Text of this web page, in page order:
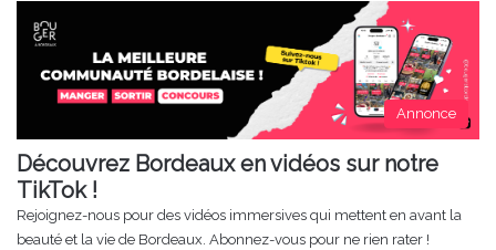
Annonce
Découvrez Bordeaux en vidéos sur notre
TikTok !
Rejoignez-nous pour des vidéos immersives qui mettent en avant la
beauté et la vie de Bordeaux. Abonnez-vous pour ne rien rater !